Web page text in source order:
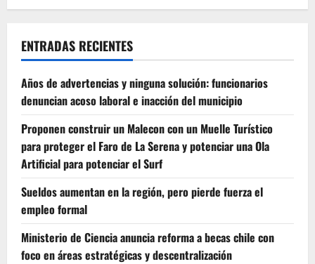
ENTRADAS RECIENTES
Años de advertencias y ninguna solución: funcionarios
denuncian acoso laboral e inacción del municipio
Proponen construir un Malecon con un Muelle Turístico
para proteger el Faro de La Serena y potenciar una Ola
Artificial para potenciar el Surf
Sueldos aumentan en la región, pero pierde fuerza el
empleo formal
Ministerio de Ciencia anuncia reforma a becas chile con
foco en áreas estratégicas y descentralización